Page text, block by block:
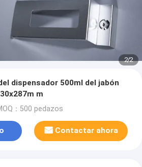
2/2
dispensador 500ml del jabón
m
：500 pedazos
Contactar ahora